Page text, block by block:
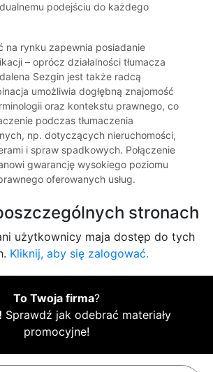
podejściu do każdego
na rynku zapewnia posiadanie
– oprócz działalności tłumacza
Sezgin jest także radcą
umożliwia dogłębną znajomość
oraz kontekstu prawnego, co
podczas tłumaczenia
np. dotyczących nieruchomości,
i spraw spadkowych. Połączenie
gwarancję wysokiego poziomu
oferowanych usług.
stronach
użytkownicy maja dostęp do tych
Kliknij, aby się zalogować.
To Twoja firma?
Sprawdź jak odebrać materiały
promocyjne!